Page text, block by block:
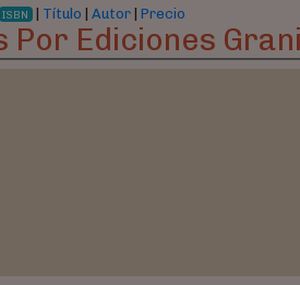
ISBN | Título |Autor |Precio
Por Ediciones